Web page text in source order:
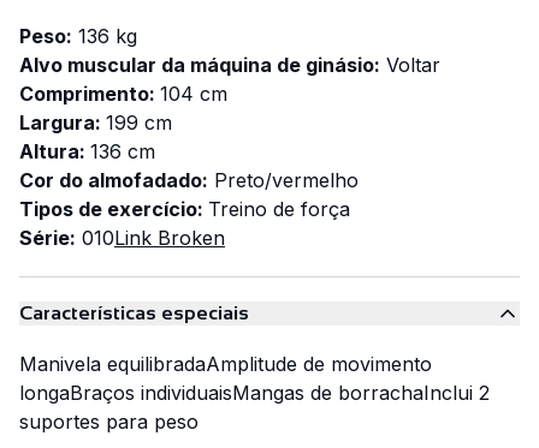
Peso: 136 kg
Alvo muscular da máquina de ginásio: Voltar
Comprimento: 104 cm
Largura: 199 cm
Altura: 136 cm
Cor do almofadado: Preto/vermelho
Tipos de exercício: Treino de força
Série: 010Link Broken
Características especiais
Manivela equilibradaAmplitude de movimento
longaBraços individuaisMangas de borrachaInclui 2
suportes para peso